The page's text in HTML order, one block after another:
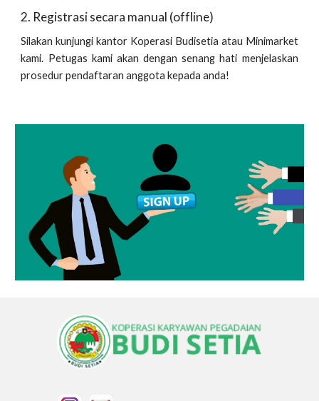
2. Registrasi secara manual (offline)
Silakan kunjungi kantor Koperasi Budisetia atau Minimarket
kami. Petugas kami akan dengan senang hati menjelaskan
prosedur pendaftaran anggota kepada anda!